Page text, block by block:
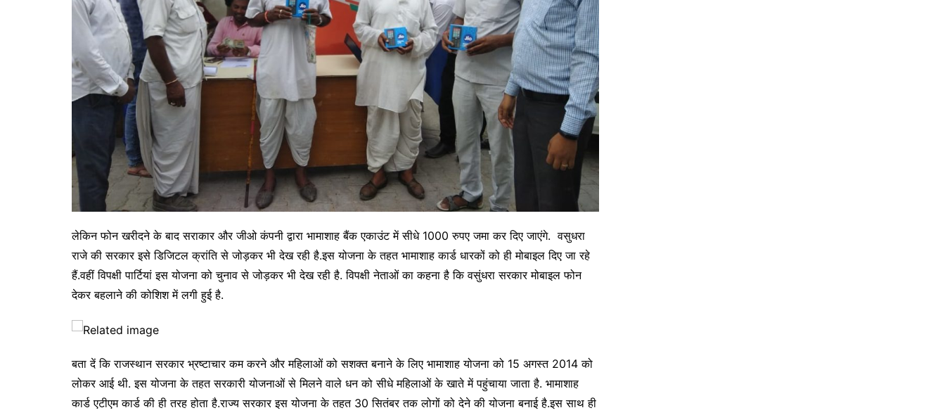
लेकिन फोन खरीदने के बाद सराकार और जीओ कंपनी द्वारा भामाशाह बैंक एकाउंट में सीधे 1000 रुपए जमा कर दिए जाएंगे. वसुधरा
राजे की सरकार इसे डिजिटल क्रांति से जोड़कर भी देख रही है.इस योजना के तहत भामाशाह कार्ड धारकों को ही मोबाइल दिए जा रहे
हैं.वहीं विपक्षी पार्टियां इस योजना को चुनाव से जोड़कर भी देख रही है. विपक्षी नेताओं का कहना है कि वसुंधरा सरकार मोबाइल फोन
देकर बहलाने की कोशिश में लगी हुई है.
बता दें कि राजस्थान सरकार भ्रष्टाचार कम करने और महिलाओं को सशक्त बनाने के लिए भामाशाह योजना को 15 अगस्त 2014 को
लोकर आई थी. इस योजना के तहत सरकारी योजनाओं से मिलने वाले धन को सीधे महिलाओं के खाते में पहुंचाया जाता है. भामाशाह
कार्ड एटीएम कार्ड की ही तरह होता है.राज्य सरकार इस योजना के तहत 30 सितंबर तक लोगों को देने की योजना बनाई है.इस साथ ही